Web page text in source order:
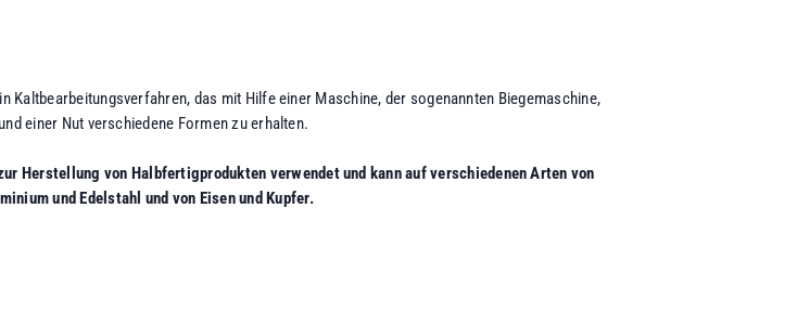
das mit Hilfe einer Maschine, der sogenannten Biegemaschine,
einer Nut verschiedene Formen zu erhalten.
Herstellung von Halbfertigprodukten verwendet und kann auf verschiedenen Arten von
und Edelstahl und von Eisen und Kupfer.